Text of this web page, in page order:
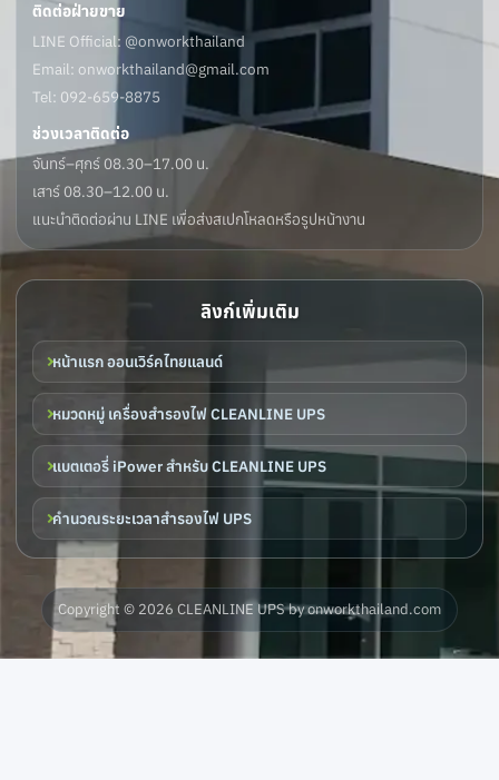
ติดต่อฝ่ายขาย
LINE Official: @onworkthailand
Email: onworkthailand@gmail.com
Tel: 092-659-8875
ช่วงเวลาติดต่อ
จันทร์–ศุกร์ 08.30–17.00 น.
เสาร์ 08.30–12.00 น.
แนะนำติดต่อผ่าน LINE เพื่อส่งสเปกโหลดหรือรูปหน้างาน
ลิงก์เพิ่มเติม
หน้าแรก ออนเวิร์คไทยแลนด์
หมวดหมู่ เครื่องสำรองไฟ CLEANLINE UPS
แบตเตอรี่ iPower สำหรับ CLEANLINE UPS
คำนวณระยะเวลาสำรองไฟ UPS
Copyright © 2026 CLEANLINE UPS by onworkthailand.com